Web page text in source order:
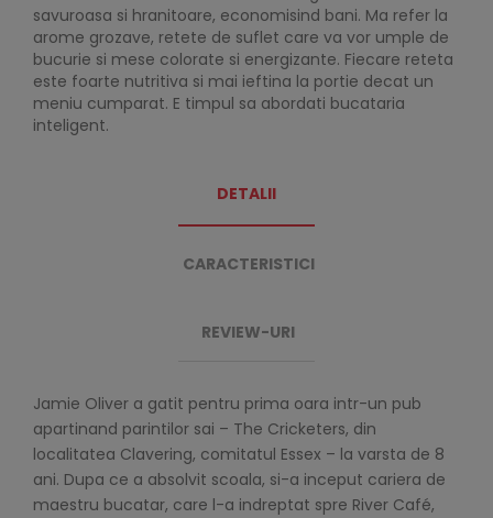
savuroasa si hranitoare, economisind bani. Ma refer la
arome grozave, retete de suflet care va vor umple de
bucurie si mese colorate si energizante. Fiecare reteta
este foarte nutritiva si mai ieftina la portie decat un
meniu cumparat. E timpul sa abordati bucataria
inteligent.
DETALII
CARACTERISTICI
REVIEW-URI
Jamie Oliver a gatit pentru prima oara intr-un pub
apartinand parintilor sai – The Cricketers, din
localitatea Clavering, comitatul Essex – la varsta de 8
ani. Dupa ce a absolvit scoala, si-a inceput cariera de
maestru bucatar, care l-a indreptat spre River Café,